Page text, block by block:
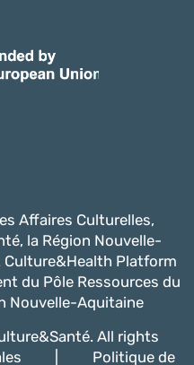
Affaires Culturelles,
la Région Nouvelle-
Platform
du Pôle Ressources du
Nouvelle-Aquitaine
All rights
Politique de